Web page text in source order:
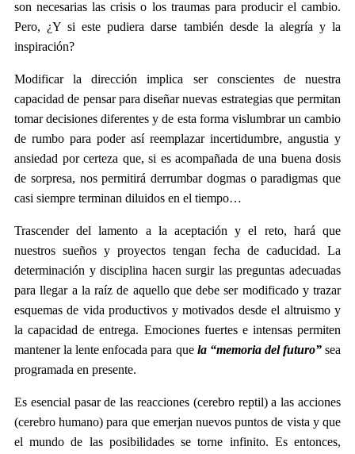
son necesarias las crisis o los traumas para producir el cambio.
Pero, ¿Y si este pudiera darse también desde la alegría y la
inspiración?
Modificar la dirección implica ser conscientes de nuestra
capacidad de pensar para diseñar nuevas estrategias que permitan
tomar decisiones diferentes y de esta forma vislumbrar un cambio
de rumbo para poder así reemplazar incertidumbre, angustia y
ansiedad por certeza que, si es acompañada de una buena dosis
de sorpresa, nos permitirá derrumbar dogmas o paradigmas que
casi siempre terminan diluidos en el tiempo…
Trascender del lamento a la aceptación y el reto, hará que
nuestros sueños y proyectos tengan fecha de caducidad. La
determinación y disciplina hacen surgir las preguntas adecuadas
para llegar a la raíz de aquello que debe ser modificado y trazar
esquemas de vida productivos y motivados desde el altruismo y
la capacidad de entrega. Emociones fuertes e intensas permiten
mantener la lente enfocada para que la “memoria del futuro”sea
programada en presente.
Es esencial pasar de las reacciones (cerebro reptil) a las acciones
(cerebro humano) para que emerjan nuevos puntos de vista y que
el mundo de las posibilidades se torne infinito. Es entonces,